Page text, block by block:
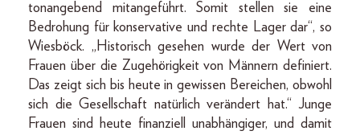
tonangebend mitangeführt. Somit stellen sie eine
Bedrohung für konservative und rechte Lager dar“, so
Wiesböck. „Historisch gesehen wurde der Wert von
Frauen über die Zugehörigkeit von Männern definiert.
Das zeigt sich bis heute in gewissen Bereichen, obwohl
sich die Gesellschaft natürlich verändert hat.“ Junge
Frauen sind heute finanziell unabhängiger, und damit